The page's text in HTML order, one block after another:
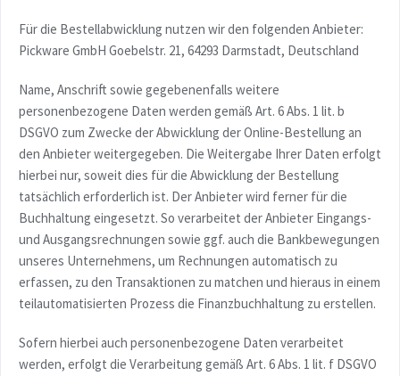
Für die Bestellabwicklung nutzen wir den folgenden Anbieter:
Pickware GmbH Goebelstr. 21, 64293 Darmstadt, Deutschland
Name, Anschrift sowie gegebenenfalls weitere
personenbezogene Daten werden gemäß Art. 6 Abs. 1 lit. b
DSGVO zum Zwecke der Abwicklung der Online-Bestellung an
den Anbieter weitergegeben. Die Weitergabe Ihrer Daten erfolgt
hierbei nur, soweit dies für die Abwicklung der Bestellung
tatsächlich erforderlich ist. Der Anbieter wird ferner für die
Buchhaltung eingesetzt. So verarbeitet der Anbieter Eingangs-
und Ausgangsrechnungen sowie ggf. auch die Bankbewegungen
unseres Unternehmens, um Rechnungen automatisch zu
erfassen, zu den Transaktionen zu matchen und hieraus in einem
teilautomatisierten Prozess die Finanzbuchhaltung zu erstellen.
Sofern hierbei auch personenbezogene Daten verarbeitet
werden, erfolgt die Verarbeitung gemäß Art. 6 Abs. 1 lit. f DSGVO